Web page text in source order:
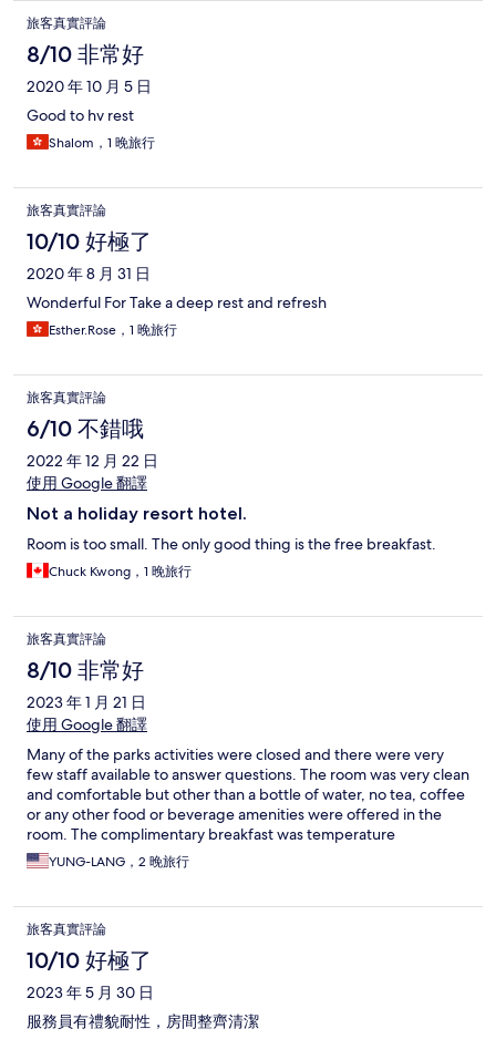
旅客真實評論
8/10 非常好
2020 年 10 月 5 日
Good to hv rest
Shalom，1 晚旅行
旅客真實評論
10/10 好極了
2020 年 8 月 31 日
Wonderful For Take a deep rest and refresh
Esther.Rose，1 晚旅行
旅客真實評論
6/10 不錯哦
2022 年 12 月 22 日
使用 Google 翻譯
Not a holiday resort hotel.
Room is too small. The only good thing is the free breakfast.
Chuck Kwong，1 晚旅行
旅客真實評論
8/10 非常好
2023 年 1 月 21 日
使用 Google 翻譯
Many of the parks activities were closed and there were very
few staff available to answer questions. The room was very clean
and comfortable but other than a bottle of water, no tea, coffee
or any other food or beverage amenities were offered in the
room. The complimentary breakfast was temperature
challenged but fine.
YUNG-LANG，2 晚旅行
旅客真實評論
10/10 好極了
2023 年 5 月 30 日
服務員有禮貌耐性，房間整齊清潔